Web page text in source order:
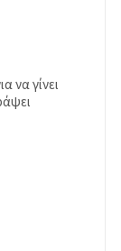
να γίνει